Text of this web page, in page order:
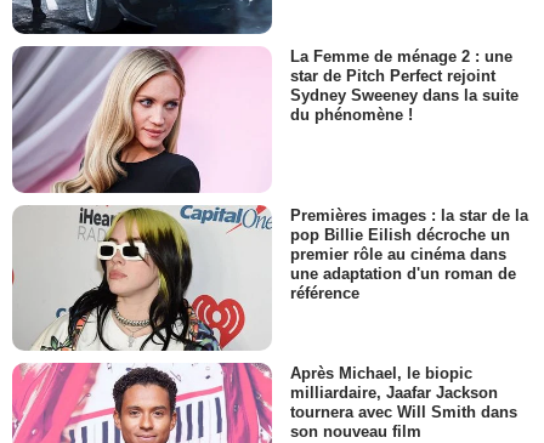
La Femme de ménage 2 : une
star de Pitch Perfect rejoint
Sydney Sweeney dans la suite
du phénomène !
Premières images : la star de la
pop Billie Eilish décroche un
premier rôle au cinéma dans
une adaptation d'un roman de
référence
Après Michael, le biopic
milliardaire, Jaafar Jackson
tournera avec Will Smith dans
son nouveau film